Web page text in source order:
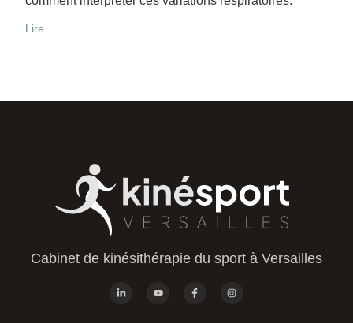
Lire...
Cabinet de kinésithérapie du sport à Versailles